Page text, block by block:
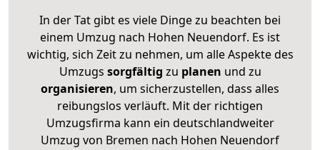
In der Tat gibt es viele Dinge zu beachten bei
einem Umzug nach Hohen Neuendorf. Es ist
wichtig, sich Zeit zu nehmen, um alle Aspekte des
Umzugs sorgfältig zu planen und zu
organisieren, um sicherzustellen, dass alles
reibungslos verläuft. Mit der richtigen
Umzugsfirma kann ein deutschlandweiter
Umzug von Bremen nach Hohen Neuendorf